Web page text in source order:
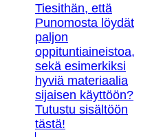
Tiesithän, että
Punomosta löydät
paljon
oppituntiaineistoa,
sekä esimerkiksi
hyviä materiaalia
sijaisen käyttöön?
Tutustu sisältöön
tästä!